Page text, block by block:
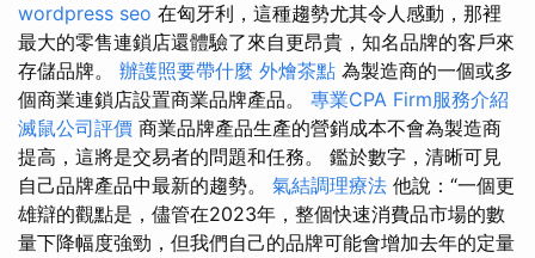
wordpress seo 在匈牙利，這種趨勢尤其令人感動，那裡
最大的零售連鎖店還體驗了來自更昂貴，知名品牌的客戶來
存儲品牌。 辦護照要帶什麼 外燴茶點 為製造商的一個或多
個商業連鎖店設置商業品牌產品。 專業CPA Firm服務介紹
滅鼠公司評價 商業品牌產品生產的營銷成本不會為製造商
提高，這將是交易者的問題和任務。 鑑於數字，清晰可見
自己品牌產品中最新的趨勢。 氣結調理療法 他說：“一個更
雄辯的觀點是，儘管在2023年，整個快速消費品市場的數
量下降幅度強勁，但我們自己的品牌可能會增加去年的定量